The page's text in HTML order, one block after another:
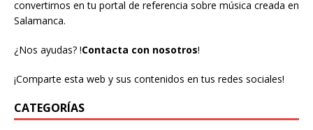
convertirnos en tu portal de referencia sobre música creada en
Salamanca.
¿Nos ayudas? !Contacta con nosotros!
¡Comparte esta web y sus contenidos en tus redes sociales!
CATEGORÍAS